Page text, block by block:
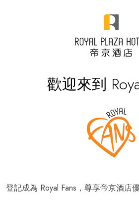
歡迎來到
登記成為 Royal Fans，尊享帝京酒店